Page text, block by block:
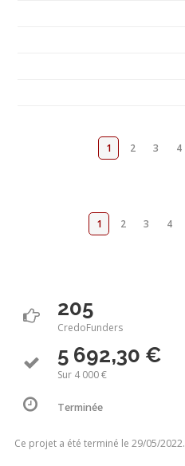
1 2 3 4
1 2 3 4
205
CredoFunders
5 692,30 €
Sur 4 000 €
Terminée
Ce projet a été terminé le 29/05/2022.